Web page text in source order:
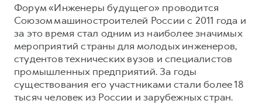
Форум «Инженеры будущего» проводится
Союзом машиностроителей России с 2011 года и
за это время стал одним из наиболее значимых
мероприятий страны для молодых инженеров,
студентов технических вузов и специалистов
промышленных предприятий. За годы
существования его участниками стали более 18
тысяч человек из России и зарубежных стран.